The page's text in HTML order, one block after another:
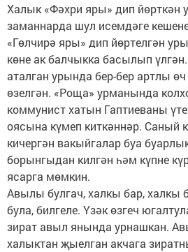
Халык «Фәхри яры» дип йөрткән
заманнарда шул исемдәге
«Гөлчирә яры» дип йөртелгән
көне ак балчыкка басылып
аталган урында бер-бер артлы
өзелгән. «Роща» урманында
коммунист хатын Гаптиеваны
оясына күмеп киткәннәр. Саный
кичергән вакыйгалар буа
борынгыдан килгән һәм күпне
ясарга мөмкин.
Авылы булгач, халкы бар, халкы
була, билгеле. Үзәк өзгеч
зират авыл янында урнашкан.
халыктан җыелган акчага